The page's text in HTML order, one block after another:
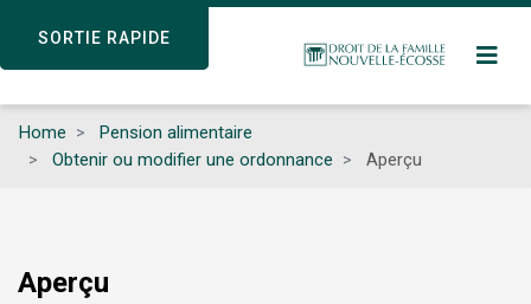
SORTIE RAPIDE
content
SORTIE RAPIDE
Home
Pension alimentaire
Obtenir ou modifier une ordonnance
Aperçu
Aperçu